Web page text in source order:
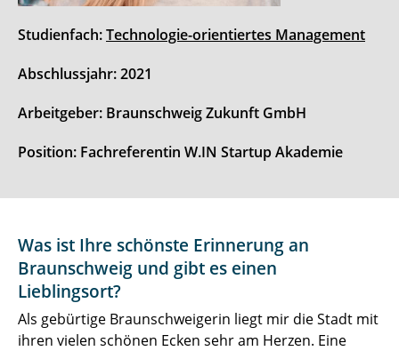
Studienfach:Technologie-orientiertes Management
Abschlussjahr: 2021
Arbeitgeber: Braunschweig Zukunft GmbH
Position: Fachreferentin W.IN Startup Akademie
Was ist Ihre schönste Erinnerung an
Braunschweig und gibt es einen
Lieblingsort?
Als gebürtige Braunschweigerin liegt mir die Stadt mit
ihren vielen schönen Ecken sehr am Herzen. Eine